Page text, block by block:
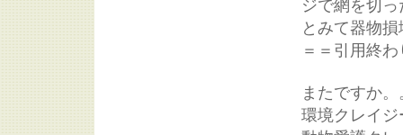
ジで網を切
とみて器物
＝＝引用終
またですか
環境クレイジ